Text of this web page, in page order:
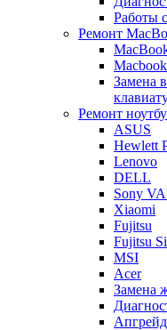
Работы
Ремонт
Замена
Ремонт
ASUS
Hewlett
Lenovo
DELL
Sony
Xiaomi
Fujitsu
Fujitsu
MSI
Acer
Замена